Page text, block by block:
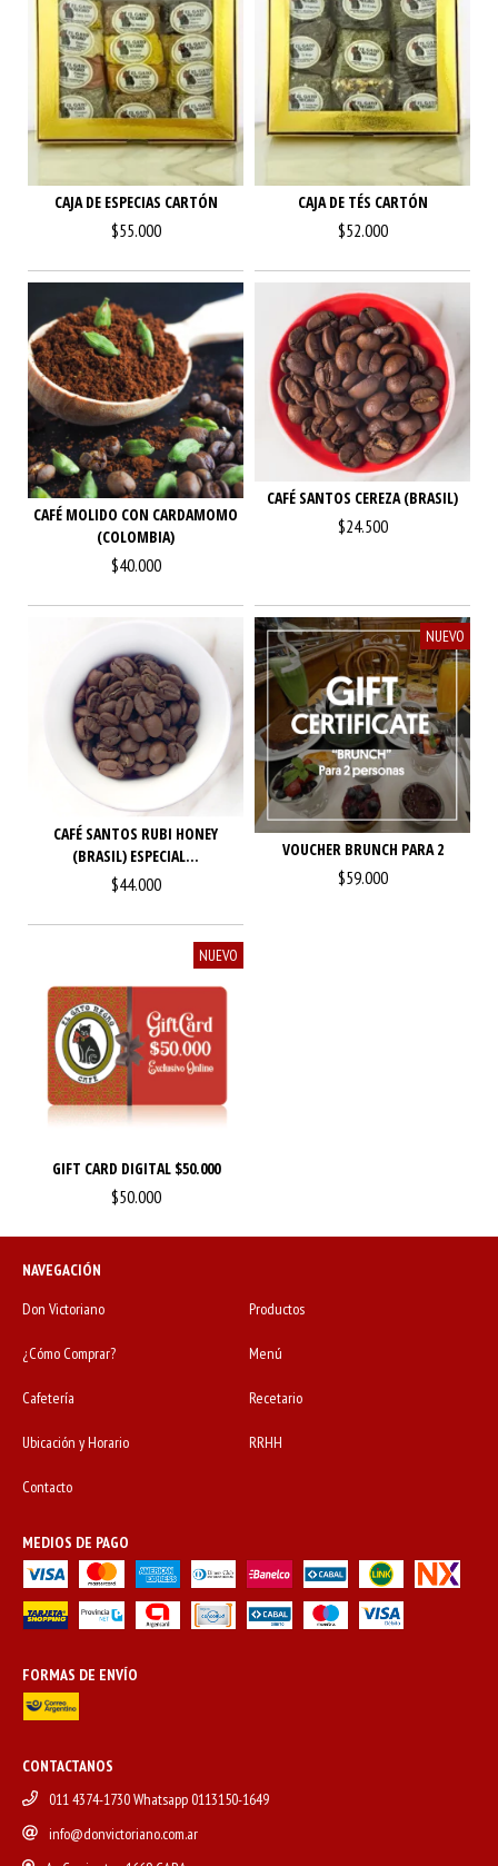
CAJA DE ESPECIAS CARTÓN
$55.000
CAJA DE TÉS CARTÓN
$52.000
CAFÉ MOLIDO CON CARDAMOMO
(COLOMBIA)
$40.000
CAFÉ SANTOS CEREZA (BRASIL)
$24.500
CAFÉ SANTOS RUBI HONEY
(BRASIL) ESPECIAL...
$44.000
NUEVO
VOUCHER BRUNCH PARA 2
$59.000
NUEVO
GIFT CARD DIGITAL $50.000
$50.000
NAVEGACIÓN
Don Victoriano
Productos
¿Cómo Comprar? Menú
Cafetería Recetario
Ubicación y Horario RRHH
Contacto
MEDIOS DE PAGO
FORMAS DE ENVÍO
CONTACTANOS
011 4374-1730 Whatsapp 0113150-1649
info@donvictoriano.com.ar